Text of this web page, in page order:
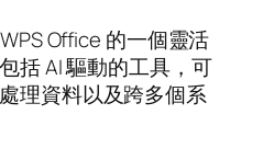
Office 的一個靈活
括 AI 驅動的工具，可
理資料以及跨多個系